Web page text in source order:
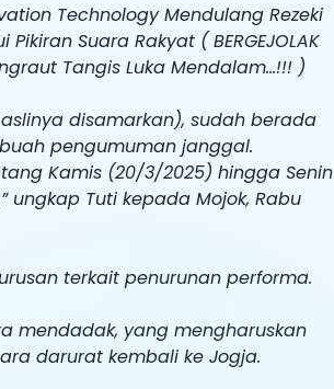
Technology Mendulang Rezeki
Suara Rakyat ( BERGEJOLAK
Tangis Luka Mendalam…!!! )
disamarkan), sudah berada
pengumuman janggal.
Kamis (20/3/2025) hingga Senin
Tuti kepada Mojok, Rabu
terkait penurunan performa.
mendadak, yang mengharuskan
darurat kembali ke Jogja.